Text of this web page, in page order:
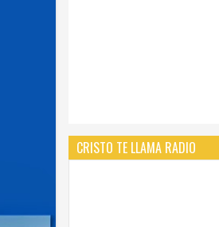
CRISTO TE LLAMA RADIO